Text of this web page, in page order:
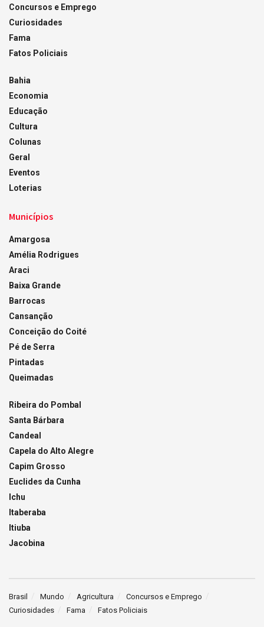
Concursos e Emprego
Curiosidades
Fama
Fatos Policiais
Bahia
Economia
Educação
Cultura
Colunas
Geral
Eventos
Loterias
Municípios
Amargosa
Amélia Rodrigues
Araci
Baixa Grande
Barrocas
Cansanção
Conceição do Coité
Pé de Serra
Pintadas
Queimadas
Ribeira do Pombal
Santa Bárbara
Candeal
Capela do Alto Alegre
Capim Grosso
Euclides da Cunha
Ichu
Itaberaba
Itiuba
Jacobina
Brasil Mundo Agricultura
Concursos e Emprego
Curiosidades
Fama Fatos Policiais